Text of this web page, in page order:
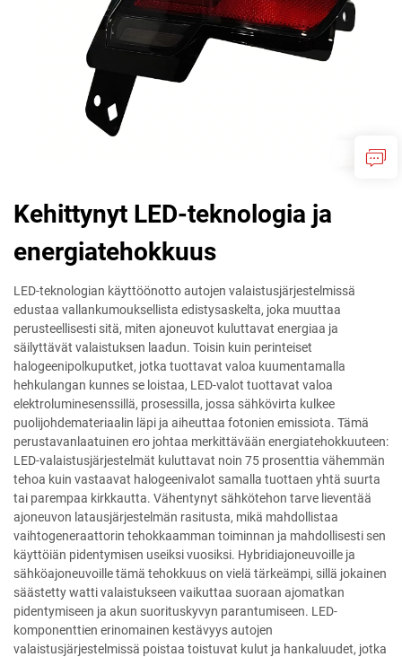
Kehittynyt LED-teknologia ja
energiatehokkuus
LED-teknologian käyttöönotto autojen valaistusjärjestelmissä
edustaa vallankumouksellista edistysaskelta, joka muuttaa
perusteellisesti sitä, miten ajoneuvot kuluttavat energiaa ja
säilyttävät valaistuksen laadun. Toisin kuin perinteiset
halogeenipolkuputket, jotka tuottavat valoa kuumentamalla
hehkulangan kunnes se loistaa, LED-valot tuottavat valoa
elektroluminesenssillä, prosessilla, jossa sähkövirta kulkee
puolijohdemateriaalin läpi ja aiheuttaa fotonien emissiota. Tämä
perustavanlaatuinen ero johtaa merkittävään energiatehokkuuteen:
LED-valaistusjärjestelmät kuluttavat noin 75 prosenttia vähemmän
tehoa kuin vastaavat halogeenivalot samalla tuottaen yhtä suurta
tai parempaa kirkkautta. Vähentynyt sähkötehon tarve lieventää
ajoneuvon latausjärjestelmän rasitusta, mikä mahdollistaa
vaihtogeneraattorin tehokkaamman toiminnan ja mahdollisesti sen
käyttöiän pidentymisen useiksi vuosiksi. Hybridiajoneuvoille ja
sähköajoneuvoille tämä tehokkuus on vielä tärkeämpi, sillä jokainen
säästetty watti valaistukseen vaikuttaa suoraan ajomatkan
pidentymiseen ja akun suorituskyvyn parantumiseen. LED-
komponenttien erinomainen kestävyys autojen
valaistusjärjestelmissä poistaa toistuvat kulut ja hankaluudet, jotka